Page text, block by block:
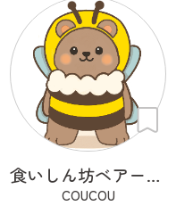
食いしん坊ベアー くーたん
COUCOU